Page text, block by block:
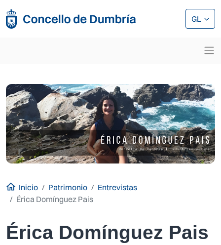
GL
Inicio Patrimonio
Entrevistas
Érica Domínguez Pais
Érica Domínguez Pais